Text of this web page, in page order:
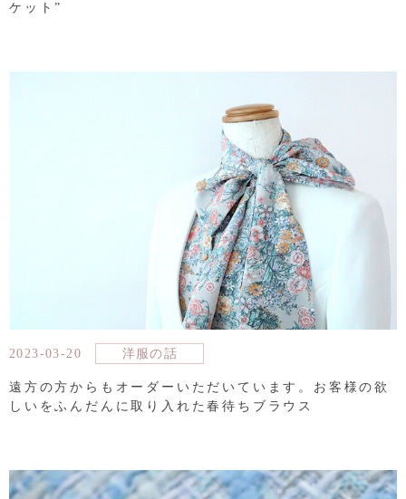
ケット”
2023-03-20 洋服の話
遠方の方からもオーダーいただいています。お客様の欲
しいをふんだんに取り入れた春待ちブラウス